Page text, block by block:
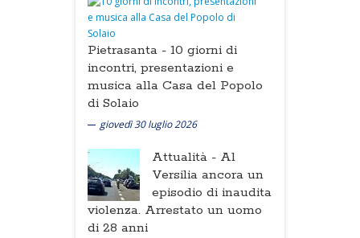
Pietrasanta - 10 giorni di
incontri, presentazioni e
musica alla Casa del Popolo
di Solaio
giovedì 30 luglio 2026
Attualità - Al
Versilia ancora un
episodio di inaudita
violenza. Arrestato un uomo
di 28 anni